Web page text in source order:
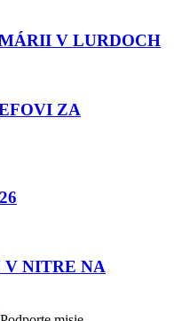
V LURDOCH
ZA
NITRE NA